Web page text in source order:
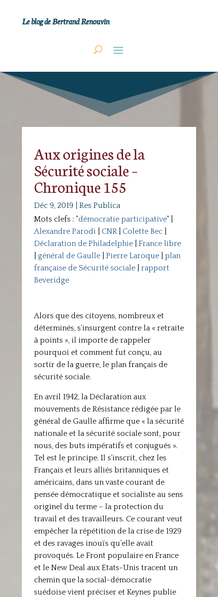
Le blog de Bertrand Renouvin
Aux origines de la
Sécurité sociale –
Chronique 155
Déc 9, 2019
Res Publica
Mots clefs : "démocratie participative"|
Alexandre Parodi
CNR| Colette Bec|
Déclaration de Philadelphie| France libre
général de Gaulle| Pierre Laroque| plan
française de Sécurité sociale| rapport
Beveridge
Alors que des citoyens, nombreux et
déterminés, s’insurgent contre la « retraite
à points », il importe de rappeler
pourquoi et comment fut conçu, au
sortir de la guerre, le plan français de
sécurité sociale.
En avril 1942, la Déclaration aux
mouvements de Résistance rédigée par le
général de Gaulle affirme que « la sécurité
nationale et la sécurité sociale sont, pour
nous, des buts impératifs et conjugués ».
Tel est le principe. Il s’inscrit, chez les
Français et leurs alliés britanniques et
américains, dans un vaste courant de
pensée démocratique et socialiste au sens
originel du terme – la protection du
travail et des travailleurs. Ce courant veut
empêcher la répétition de la crise de 1929
et des ravages inouïs qu’elle avait
provoqués. Le Front populaire en France
et le New Deal aux Etats-Unis tracent un
chemin que la social-démocratie
suédoise vient préciser et Keynes publie